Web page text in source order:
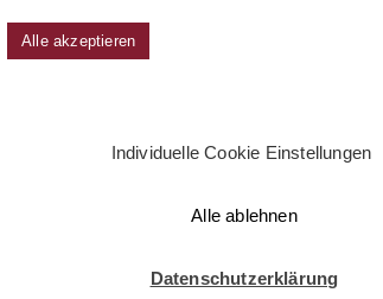
Alle akzeptieren
Individuelle Cookie Einstellungen
Alle ablehnen
Datenschutzerklärung